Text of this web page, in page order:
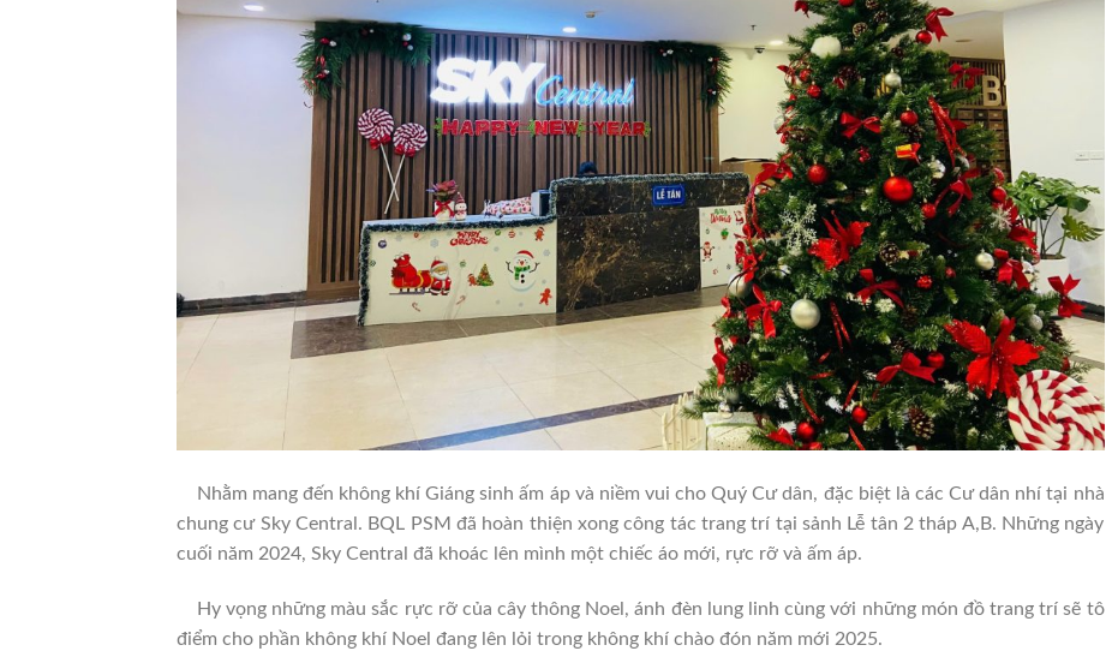
Nhằm mang đến không khí Giáng sinh ấm áp và niềm vui cho Quý Cư dân, đặc biệt là các Cư dân nhí tại nhà
chung cư Sky Central. BQL PSM đã hoàn thiện xong công tác trang trí tại sảnh Lễ tân 2 tháp A,B. Những ngày
cuối năm 2024, Sky Central đã khoác lên mình một chiếc áo mới, rực rỡ và ấm áp.
Hy vọng những màu sắc rực rỡ của cây thông Noel, ánh đèn lung linh cùng với những món đồ trang trí sẽ tô
điểm cho phần không khí Noel đang lên lỏi trong không khí chào đón năm mới 2025.